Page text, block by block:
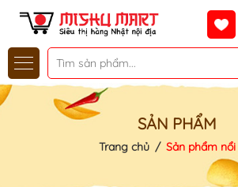
SẢN PHẨM
Trang chủ / Sản phẩm